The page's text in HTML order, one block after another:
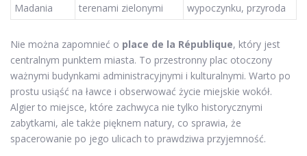
Madania
terenami zielonymi
wypoczynku, przyroda
Nie można zapomnieć o place de la République, który jest
centralnym punktem miasta. To przestronny plac otoczony
ważnymi budynkami administracyjnymi i kulturalnymi. Warto po
prostu usiąść na ławce i obserwować życie miejskie wokół.
Algier to miejsce, które zachwyca nie tylko historycznymi
zabytkami, ale także pięknem natury, co sprawia, że
spacerowanie po jego ulicach to prawdziwa przyjemność.